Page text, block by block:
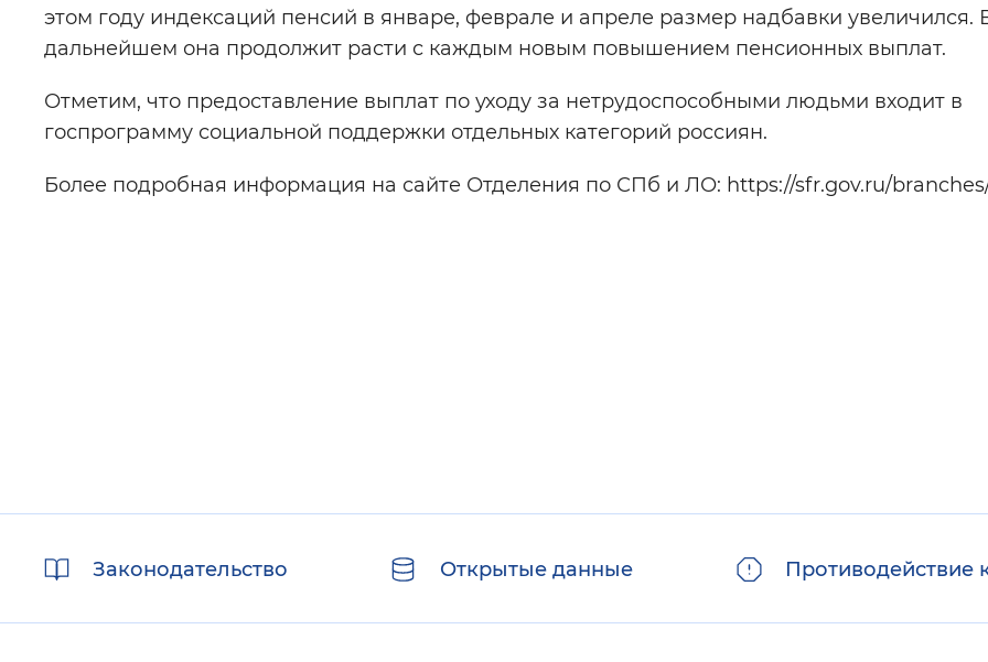
этом году индексаций пенсий в январе, феврале и апреле размер надбавки увеличился.
дальнейшем она продолжит расти с каждым новым повышением пенсионных выплат.
Отметим, что предоставление выплат по уходу за нетрудоспособными людьми входит в
госпрограмму социальной поддержки отдельных категорий россиян.
Более подробная информация на сайте Отделения по СПб и ЛО: https://sfr.gov.ru/
ссылкиЗаконодательство Открытые данные Противодействие